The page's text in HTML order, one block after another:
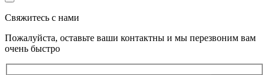
Свяжитесь с нами
Пожалуйста, оставьте ваши контактны и мы перезвоним вам
очень быстро